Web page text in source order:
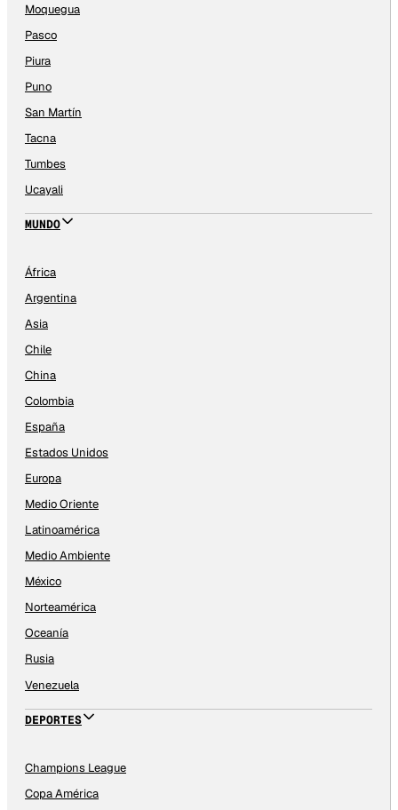
Moquegua
Pasco
Piura
Puno
San Martín
Tacna
Tumbes
Ucayali
MUNDO
África
Argentina
Asia
Chile
China
Colombia
España
Estados Unidos
Europa
Medio Oriente
Latinoamérica
Medio Ambiente
México
Norteamérica
Oceanía
Rusia
Venezuela
DEPORTES
Champions League
Copa América